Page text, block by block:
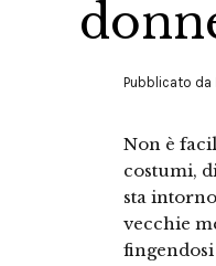
Pubblicato da
Non è
costumi,
sta
vecchie
fingendosi